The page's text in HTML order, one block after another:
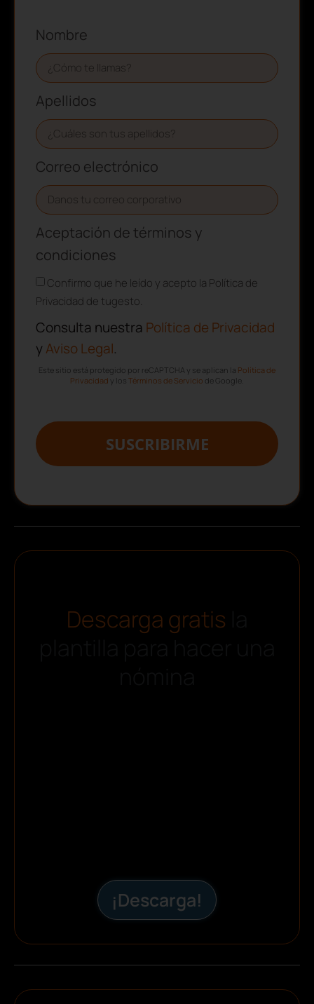
Nombre
Apellidos
Correo electrónico
Aceptación de términos y
condiciones
Confirmo que he leído y acepto la Política de
Privacidad de tugesto.
Consulta nuestra Política de Privacidad
y Aviso Legal.
Este sitio está protegido por reCAPTCHA y se aplican la Política de
Privacidad y los Términos de Servicio de Google.
SUSCRIBIRME
Descarga gratis
¡Descarga!